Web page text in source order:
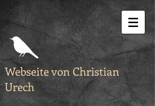
Webseite von Christian
Urech